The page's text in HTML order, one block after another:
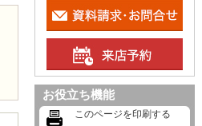
お役立ち機能
このページを印刷する